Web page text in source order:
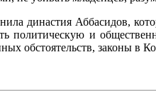
династия Аббасидов,
политическую и
обстоятельств, законы в